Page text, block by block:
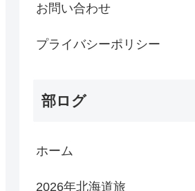
お問い合わせ
プライバシーポリシー
部ログ
ホーム
2026年北海道旅